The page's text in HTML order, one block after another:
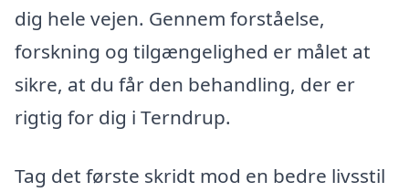
dig hele vejen. Gennem forståelse,
forskning og tilgængelighed er målet at
sikre, at du får den behandling, der er
rigtig for dig i Terndrup.
Tag det første skridt mod en bedre livsstil